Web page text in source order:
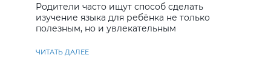
Родители часто ищут способ сделать
изучение языка для ребёнка не только
полезным, но и увлекательным
ЧИТАТЬ ДАЛЕЕ